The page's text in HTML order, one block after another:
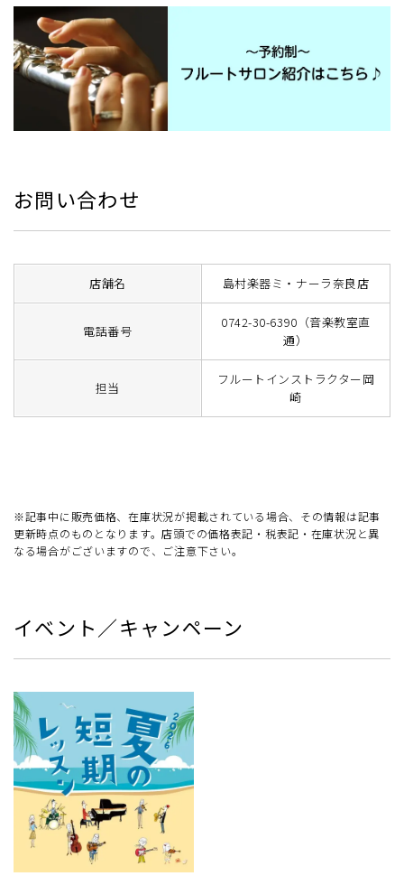
お問い合わせ
店舗名 島村楽器ミ・ナーラ奈良店
電話番号
0742-30-6390（音楽教室直
通）
担当
フルートインストラクター岡
崎
※記事中に販売価格、在庫状況が掲載されている場合、その情報は記事
更新時点のものとなります。店頭での価格表記・税表記・在庫状況と異
なる場合がございますので、ご注意下さい。
イベント／キャンペーン